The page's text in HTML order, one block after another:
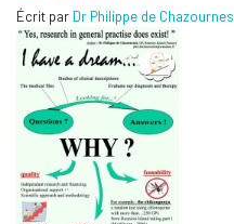
Écrit par Dr Philippe de Chazournes